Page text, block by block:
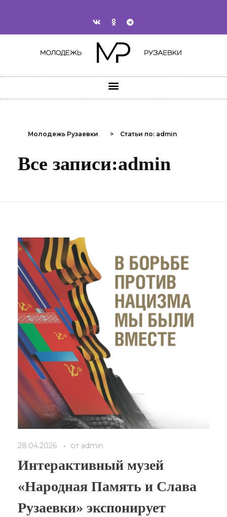
Молодежь Рузаевки > Статьи по: admin
Все записи:admin
28.04.2026 от admin
Интерактивный музей
«Народная Память и Слава
Рузаевки» экспонирует